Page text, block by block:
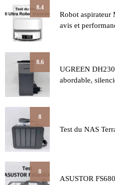
8.4
Robot aspirateur
avis et
8.6
UGREEN
abordable,
8
Test du NAS
8
ASUSTOR